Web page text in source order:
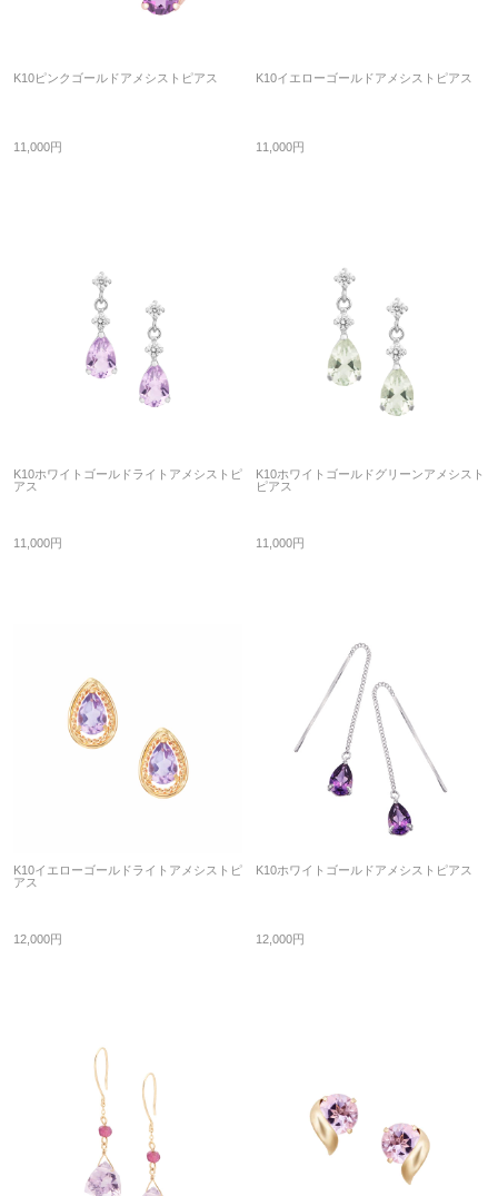
K10ピンクゴールドアメシストピアス
11,000円
K10イエローゴールドアメシストピアス
11,000円
K10ホワイトゴールドライトアメシストピ
アス
11,000円
K10ホワイトゴールドグリーンアメシスト
ピアス
11,000円
K10イエローゴールドライトアメシストピ
アス
12,000円
K10ホワイトゴールドアメシストピアス
12,000円